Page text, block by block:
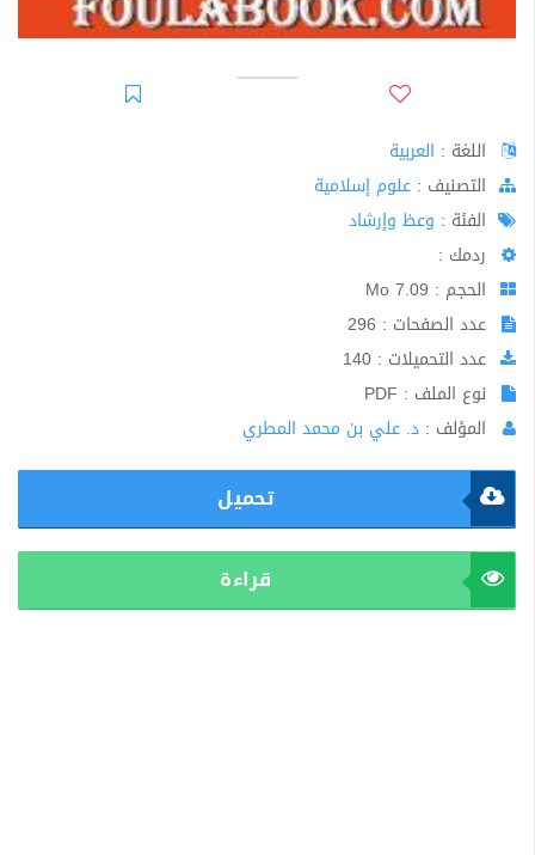
اللغة : العربية
اﻟﺘﺼﻨﻴﻒ : علوم إسلامية
الفئة : وعظ وإرشاد
ردمك :
الحجم : 7.09 Mo
عدد الصفحات : 296
عدد التحميلات : 140
نوع الملف : PDF
المؤلف : د. علي بن محمد المطري
تحميل
قراءة